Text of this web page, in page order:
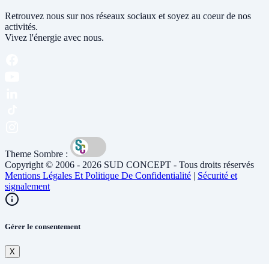
Retrouvez nous sur nos réseaux sociaux et soyez au coeur de nos
activités.
Vivez l'énergie avec nous.
Theme Sombre :
Copyright © 2006 - 2026 SUD CONCEPT - Tous droits réservés
Mentions Légales Et Politique De Confidentialité | Sécurité et
signalement
Gérer le consentement
X